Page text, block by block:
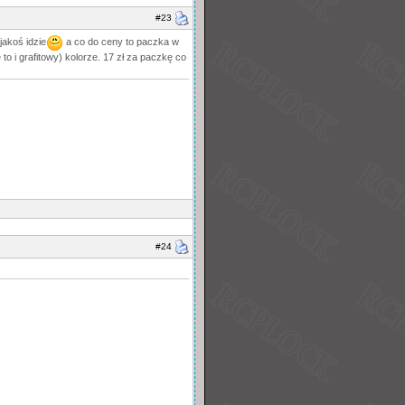
#23
idzie
a co do ceny to paczka w
i grafitowy) kolorze. 17 zł za paczkę co
#24